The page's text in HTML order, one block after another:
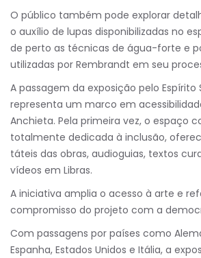
O público também pode explorar
o auxílio de lupas disponibilizadas no
de perto as técnicas de água-forte e
utilizadas por Rembrandt em seu
A passagem da exposição pelo
representa um marco em
Anchieta. Pela primeira vez, o espaço
totalmente dedicada à inclusão,
táteis das obras, audioguias, textos
vídeos em Libras.
A iniciativa amplia o acesso à arte e
compromisso do projeto com a
Com passagens por países como
Espanha, Estados Unidos e Itália, a